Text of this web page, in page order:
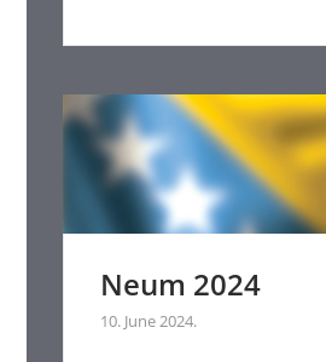
Neum 2024
10. June 2024.